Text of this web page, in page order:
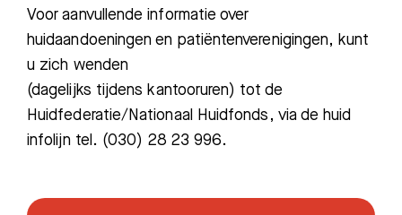
Zoeken
Meest gezocht:
Voor aanvullende informatie over
huidaandoeningen en patiëntenverenigingen, kunt
u zich wenden
(dagelijks tijdens kantooruren) tot de
Huidfederatie/Nationaal Huidfonds, via de huid
infolijn tel. (030) 28 23 996.